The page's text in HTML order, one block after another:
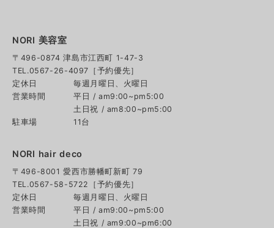
NORI 美容室
〒496-0874 津島市江西町 1-47-3
TEL.0567-26-4097［予約優先］
定休日
毎週月曜日、火曜日
営業時間
平日 / am9:00~pm5:00
土日祝 / am8:00~pm5:00
駐車場
11台
NORI hair deco
〒496-8001 愛西市勝幡町新町 79
TEL.0567-58-5722［予約優先］
定休日
毎週月曜日、火曜日
営業時間
平日 / am9:00~pm5:00
土日祝 / am9:00~pm6:00